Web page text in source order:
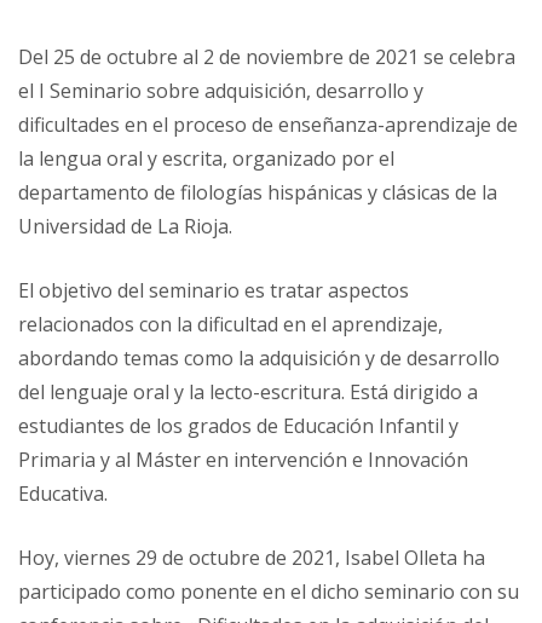
Del 25 de octubre al 2 de noviembre de 2021 se celebra
el I Seminario sobre adquisición, desarrollo y
dificultades en el proceso de enseñanza-aprendizaje de
la lengua oral y escrita, organizado por el
departamento de filologías hispánicas y clásicas de la
Universidad de La Rioja.
El objetivo del seminario es tratar aspectos
relacionados con la dificultad en el aprendizaje,
abordando temas como la adquisición y de desarrollo
del lenguaje oral y la lecto-escritura. Está dirigido a
estudiantes de los grados de Educación Infantil y
Primaria y al Máster en intervención e Innovación
Educativa.
Hoy, viernes 29 de octubre de 2021, Isabel Olleta ha
participado como ponente en el dicho seminario con su